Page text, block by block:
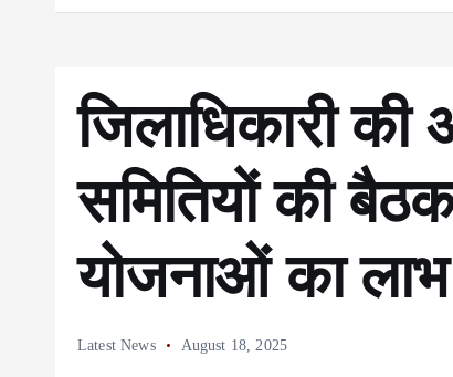
जिलाधिकारी की
समितियों की
योजनाओं का
Latest News August 18, 2025